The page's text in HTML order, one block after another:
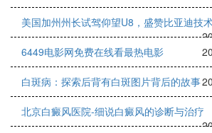
美国加州州长试驾仰望U8，盛赞比亚迪技
6449电影网免费在线看最热电影
白斑病：探索后背有白斑图片背后的故事
北京白癜风医院-细说白癜风的诊断与治疗